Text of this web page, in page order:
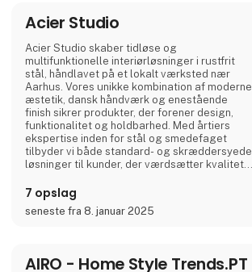
Hos A Deal With Care tager vi også et socialt
ansvar, børnearbejde er et af de
problematikker vi har stor fokus på og derfor
er vi tit p
Acier Studio
Acier Studio skaber tidløse og
multifunktionelle interiørløsninger i rustfrit
stål, håndlavet på et lokalt værksted nær
Aarhus. Vores unikke kombination af moderne
æstetik, dansk håndværk og enestående
finish sikrer produkter, der forener design,
funktionalitet og holdbarhed. Med årtiers
ekspertise inden for stål og smedefaget
tilbyder vi både standard- og skræddersyede
løsninger til kunder, der værdsætter kvalitet i
7 opslag
seneste fra 8. januar 2025
AIRO - Home Style Trends.PT